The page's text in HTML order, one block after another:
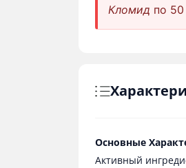
Кломид по
Основные
Активный